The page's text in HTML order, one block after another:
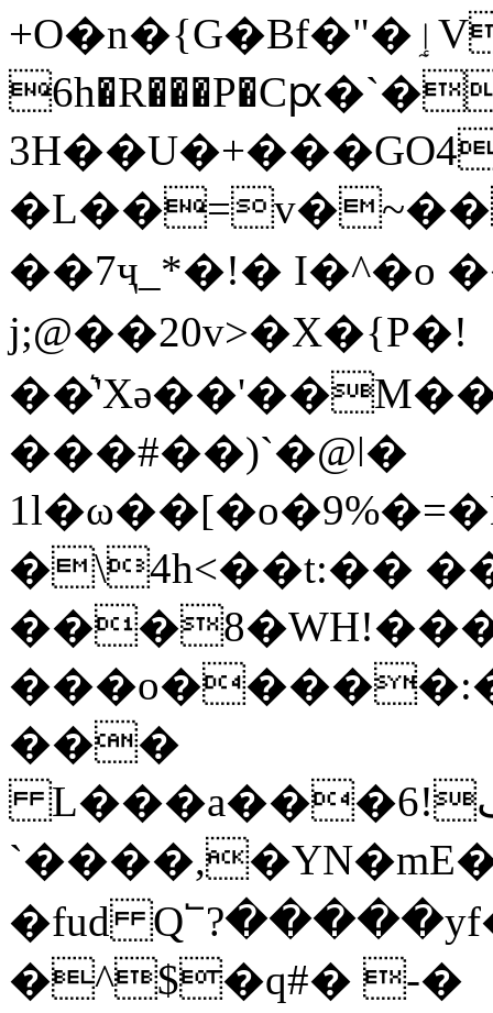
+O�n�{G�Bf�"�ٳVG�L� I�Sz 5��
��7ҷ_*�!� I�^�o
j;@��20v>�X�{P�!
���#��)`�@ǀ�
�\4h<��t:��
���
L���a���ڢ!6��P�#��h�?
�fud
�^$�q#� -�